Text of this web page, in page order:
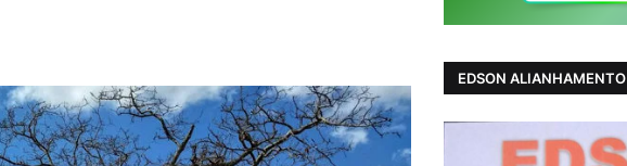
EDSON ALIANHAMENTO